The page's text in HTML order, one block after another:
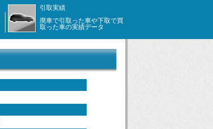
引取実績
廃車で引取った車や下取で買
取った車の実績データ